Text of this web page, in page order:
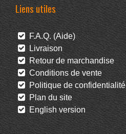
Liens utiles
F.A.Q. (Aide)
Livraison
Retour de marchandise
Conditions de vente
Politique de confidentialité
Plan du site
English version